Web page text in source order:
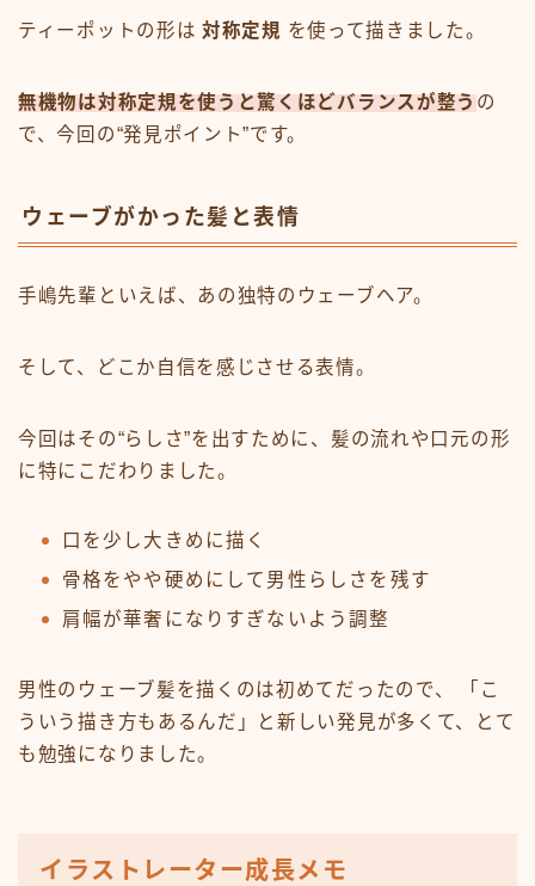
ティーポットの形は 対称定規 を使って描きました。
無機物は対称定規を使うと驚くほどバランスが整う の
で、今回の“発見ポイント”です。
ウェーブがかった髪と表情
手嶋先輩といえば、あの独特のウェーブヘア。
そして、どこか自信を感じさせる表情。
今回はその“らしさ”を出すために、髪の流れや口元の形
に特にこだわりました。
口を少し大きめに描く
骨格をやや硬めにして男性らしさを残す
肩幅が華奢になりすぎないよう調整
男性のウェーブ髪を描くのは初めてだったので、 「こ
ういう描き方もあるんだ」と新しい発見が多くて、とて
も勉強になりました。
イラストレーター成長メモ